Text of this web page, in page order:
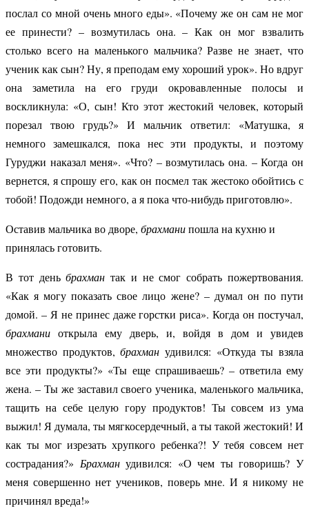
послал со мной очень много еды». «Почему же он сам не мог
ее принести? – возмутилась она. – Как он мог взвалить
столько всего на маленького мальчика? Разве не знает, что
ученик как сын? Ну, я преподам ему хороший урок». Но вдруг
она заметила на его груди окровавленные полосы и
воскликнула: «О, сын! Кто этот жестокий человек, который
порезал твою грудь?» И мальчик ответил: «Матушка, я
немного замешкался, пока нес эти продукты, и поэтому
Гуруджи наказал меня». «Что? – возмутилась она. – Когда он
вернется, я спрошу его, как он посмел так жестоко обойтись с
тобой! Подожди немного, а я пока что-нибудь приготовлю».
Оставив мальчика во дворе, брахманипошла на кухню и
принялась готовить.
В тот деньбрахман так и не смог собрать пожертвования.
«Как я могу показать свое лицо жене? – думал он по пути
домой. – Я не принес даже горстки риса». Когда он постучал,
брахмани открыла ему дверь, и, войдя в дом и увидев
множество продуктов,брахманудивился: «Откуда ты взяла
все эти продукты?» «Ты еще спрашиваешь? – ответила ему
жена. – Ты же заставил своего ученика, маленького мальчика,
тащить на себе целую гору продуктов! Ты совсем из ума
выжил! Я думала, ты мягкосердечный, а ты такой жестокий! И
как ты мог изрезать хрупкого ребенка?! У тебя совсем нет
сострадания?» Брахманудивился: «О чем ты говоришь? У
меня совершенно нет учеников, поверь мне. И я никому не
причинял вреда!»